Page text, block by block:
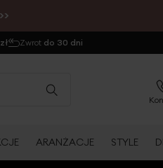
Zwrot do 30 dni
ARANŻACJE STYLE